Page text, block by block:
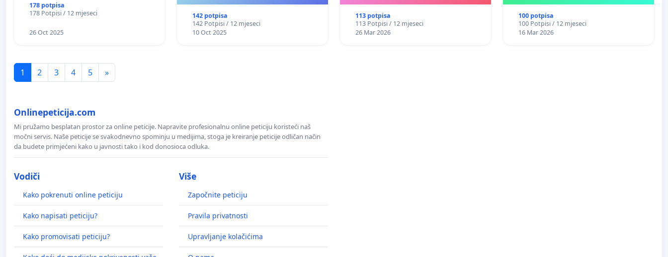
178 potpisa
178 Potpisi / 12 mjeseci
26 Oct 2025
142 potpisa
142 Potpisi / 12 mjeseci
10 Oct 2025
113 potpisa
113 Potpisi / 12 mjeseci
26 Mar 2026
Kantonu Sarajevo po kros-
kurikularnom modelu (u okviru više
100 potpisa
100 Potpisi / 12 mjeseci
16 Mar 2026
1 2 3 4 5 »
Onlinepeticija.com
Mi pružamo besplatan prostor za online peticije. Napravite profesionalnu online peticiju koristeći naš
močni servis. Naše peticije se svakodnevno spominju u medijima, stoga je kreiranje peticije odličan način
da budete primjećeni kako u javnosti tako i kod donosioca odluka.
Vodiči
Kako pokrenuti online peticiju
Kako napisati peticiju?
Kako promovisati peticiju?
Više
Započnite peticiju
Pravila privatnosti
Upravljanje kolačićima